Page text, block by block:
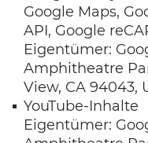
Google Maps,
API, Google
Eigentümer:
Amphitheatre
View, CA 94043,
YouTube-Inhalte
Eigentümer: